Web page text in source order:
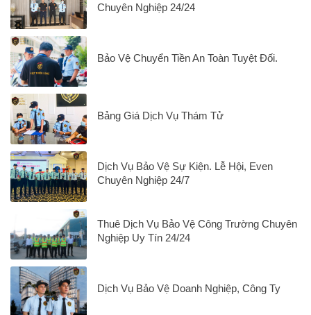
Chuyên Nghiệp 24/24
Bảo Vệ Chuyển Tiền An Toàn Tuyệt Đối.
Bảng Giá Dịch Vụ Thám Tử
Dịch Vụ Bảo Vệ Sự Kiện. Lễ Hội, Even
Chuyên Nghiệp 24/7
Thuê Dịch Vụ Bảo Vệ Công Trường Chuyên
Nghiệp Uy Tín 24/24
Dịch Vụ Bảo Vệ Doanh Nghiệp, Công Ty